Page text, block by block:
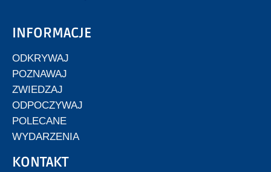
INFORMACJE
ODKRYWAJ
POZNAWAJ
ZWIEDZAJ
ODPOCZYWAJ
POLECANE
WYDARZENIA
KONTAKT